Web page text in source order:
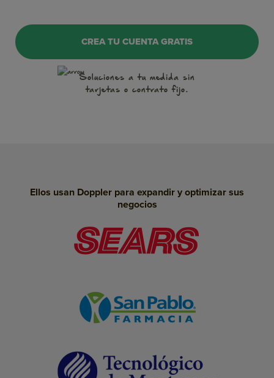
WhatsApp
Notificaciones Push
SMS Marketing
CREA TU CUENTA GRATIS
Soluciones a tu medida sin
tarjetas o contrato fijo.
Ellos usan Doppler para expandir y optimizar sus
negocios